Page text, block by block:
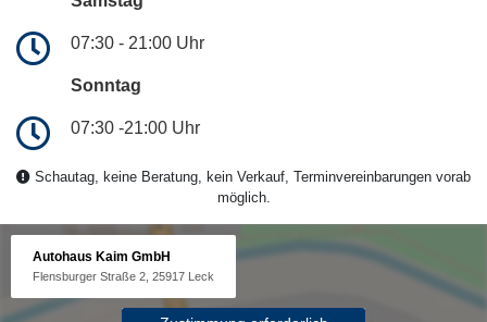
07:30 - 21:00 Uhr
Sonntag
07:30 -21:00 Uhr
Schautag, keine Beratung, kein Verkauf, Terminvereinbarungen vorab
möglich.
Autohaus Kaim GmbH
Flensburger Straße 2, 25917 Leck